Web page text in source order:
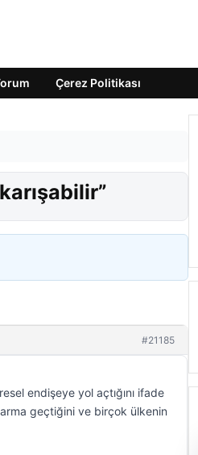
Çerez Politikası
#21185
endişeye yol açtığını ifade
geçtiğini ve birçok ülkenin